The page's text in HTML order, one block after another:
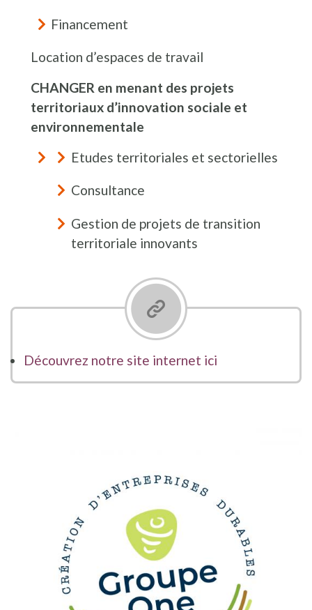
Financement
Location d’espaces de travail
CHANGER en menant des projets
territoriaux d’innovation sociale et
environnementale
Etudes territoriales et sectorielles
Consultance
Gestion de projets de transition
territoriale innovants
Découvrez notre site internet ici